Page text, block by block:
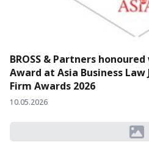
BROSS & Partners
Award at Asia Business Law
Firm Awards 2026
10.05.2026